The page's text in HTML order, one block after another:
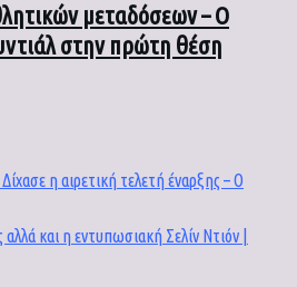
μεταδόσεων – Ο
στην πρώτη θέση